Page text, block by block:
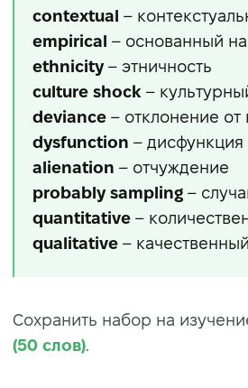
contextual –
empirical – основанный
ethnicity– этничность
culture shock –
deviance – отклонение
dysfunction – дисфункция
alienation – отчуждение
probably sampling –
quantitative –
qualitative – качественный
Сохранить набор на
(50 слов).